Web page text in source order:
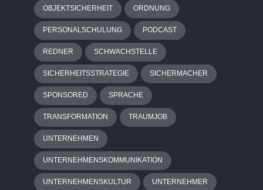
OBJEKTSICHERHEIT ORDNUNG
PERSONALSCHULUNG PODCAST
REDNER SCHWACHSTELLE
SICHERHEITSSTRATEGIE SICHERMACHER
SPONSORED SPRACHE
TRANSFORMATION TRAUMJOB
UNTERNEHMEN
UNTERNEHMENSKOMMUNIKATION
UNTERNEHMENSKULTUR UNTERNEHMER